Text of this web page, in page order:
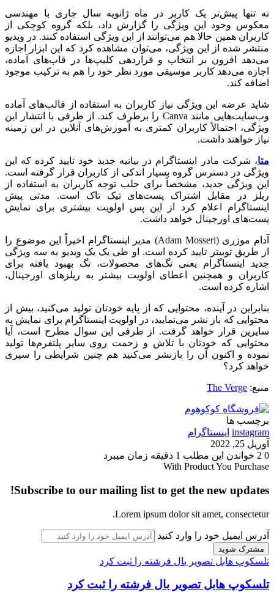
نه تنها پیش‌تر یک کاربر در ماه ژانویه سال جاری با مهندسی
معکوس وجود این ویژگی را گزارش داد، بلکه گروه کوچکی از
کاربران همین حالا هم می‌توانند از این ویژگی استفاده کنند. در ویدیو
منتشر شده از این ویژگی، می‌توان مشاهده کرد که این ابزار اجازه
می‌دهد افزون بر انتخاب و قراردهی کلیپ‌ها در قاب‌های آماده،
اجازه می‌دهد کاربر موسیقی مورد نظر خود را هم به ترکیب موجود
اضافه کند.
شاید عرضه این ویژگی نیاز کاربران به استفاده از قالب‌های آماده
وب‌سایت‌هایی مانند Canva را برطرف کند. از طرفی با انتشار این
ویژگی، احتمالاً کاربران کمتری به آموزش‌های آنلاین در این زمینه
نیاز خواهند داشت.
متا، شرکت مادر اینستاگرام در بیانیه جدید خود تایید کرده که این
ویژگی در دسترس گروه بسیار اندکی از کاربران قرار گرفته است.
این ویژگی جدید، مشخصاً برای جلب توجه کاربران به استفاده از
ریلز در مقابل اشتراک پست‌های تیک تاک است. مدتی پیش
اینستاگرام اعلام کرد از این پس اولویت بیشتری برای نمایش
پست‌های اورجینال خواهد داشت.
آدام موزری (Adam Mosseri) مدیر اینستاگرام اخیراً این موضوع را
از طریق توییتر تایید کرده است. او طی یک یک ویدیو به سه ویژگی
جدید اینستاگرام یعنی تگ‌های محصولات، تگ بهبود یافته برای
کاربران و همچنین اعطای اولویت بیشتر به ریلزهای اورجینال،
اشاره کرده است.
بنابراین در آینده، محتوایی که از پایه خودتان تولید می‌کنید، بیش از
محتوایی که باز نشر می‌نمایید، در اولویت اینستاگرام برای نمایش به
سایرین قرار خواهد گرفت. از طرفی این سوال مطرح است، آیا
محتوایی که خودتان با تلاش و زحمت روی سایر پلتفرم‌ها تولید
نموده و اکنون آن را بازنشر می‌کنید هم چنین شرایطی را سپری
خواهد کرد؟
منبع: The Verge
برچسب ها
instagram اینستاگرام
آوریل 25, 2022
0
خواندن این مطلب 1 دقیقه زمان میبرد
With Product You Purchase
Subscribe to our mailing list to get the new updates!
Lorem ipsum dolor sit amet, consectetur.
آدرس ایمیل خود را وارد کنید
تلسکوپ هابل تصویر بال فرشته را ثبت کرد
تلسکوپ هابل تصویر بال فرشته را ثبت کرد